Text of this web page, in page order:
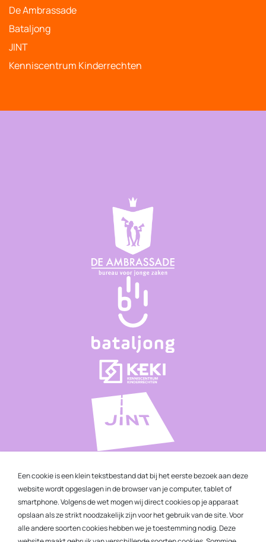
Een cookie is een klein tekstbestand dat bij het eerste bezoek aan deze
website wordt opgeslagen in de browser van je computer, tablet of
smartphone. Volgens de wet mogen wij direct cookies op je apparaat
opslaan als ze strikt noodzakelijk zijn voor het gebruik van de site. Voor
alle andere soorten cookies hebben we je toestemming nodig. Deze
De Ambrassade
Bataljong
JINT
Kenniscentrum Kinderrechten